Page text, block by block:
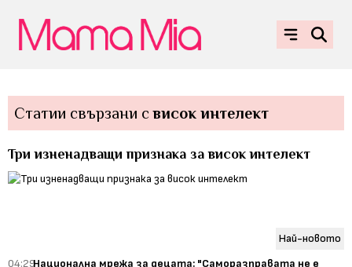
Статии свързани свисок интелект
Три изненадващи признака за висок интелект
Най-новото
04:29Национална мрежа за децата: "Саморазправата не е